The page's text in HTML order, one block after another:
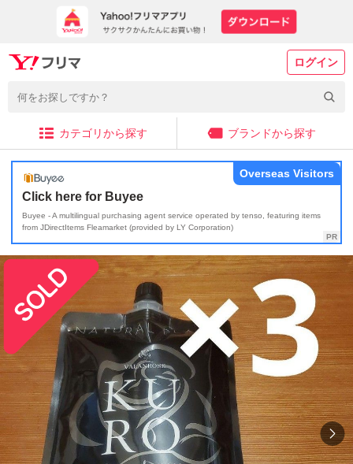
ログイン
カテゴリから探す ブランドから探す
Click here for Buyee
Buyee - A multilingual purchasing agent service operated by tenso, featuring items
from JDirectItems Fleamarket (provided by LY Corporation)
Overseas Visitors